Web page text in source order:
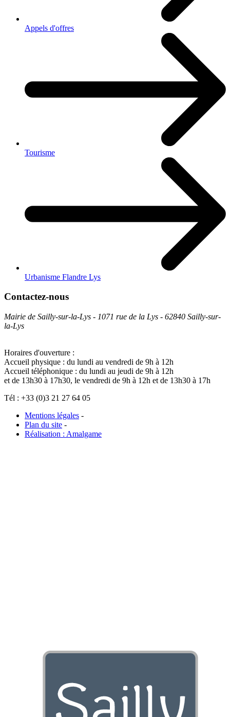
Appels d'offres
Tourisme
Urbanisme Flandre Lys
Contactez-nous
Mairie de Sailly-sur-la-Lys - 1071 rue de la Lys - 62840 Sailly-sur-
la-Lys
Horaires d'ouverture :
Accueil physique : du lundi au vendredi de 9h à 12h
Accueil téléphonique : du lundi au jeudi de 9h à 12h
et de 13h30 à 17h30, le vendredi de 9h à 12h et de 13h30 à 17h
Tél : +33 (0)3 21 27 64 05
Mentions légales -
Plan du site -
Réalisation : Amalgame